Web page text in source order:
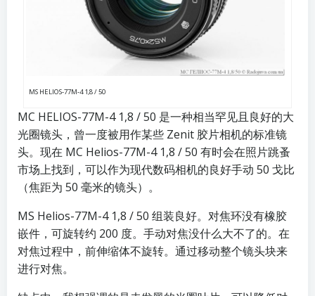
MS HELIOS-77M-4 1,8 / 50
MC HELIOS-77M-4 1,8 / 50 是一种相当罕见且良好的大
光圈镜头，曾一度被用作某些 Zenit 胶片相机的标准镜
头。现在 MC Helios-77M-4 1,8 / 50 有时会在照片跳蚤
市场上找到，可以作为现代数码相机的良好手动 50 戈比
（焦距为 50 毫米的镜头）。
MS Helios-77M-4 1,8 / 50 组装良好。对焦环没有橡胶
嵌件，可旋转约 200 度。手动对焦没什么大不了的。在
对焦过程中，前伸缩体不旋转。通过移动整个镜头块来
进行对焦。